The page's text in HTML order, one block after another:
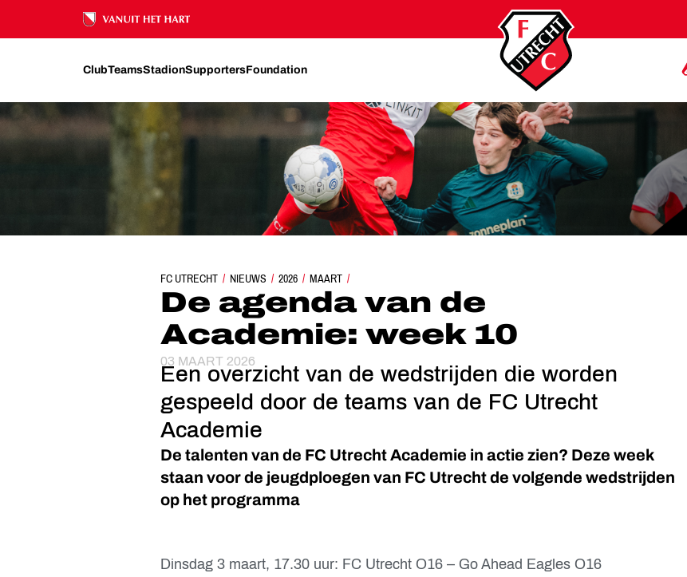
Ons nalatenschap
ClubTeamsStadionSupportersFoundation
FC UTRECHT NIEUWS 2026 MAART
DE AGENDA VAN DE ACADEMIE: WEEK 10
De agenda van de
Academie: week 10
03 MAART 2026
Een overzicht van de wedstrijden die worden
gespeeld door de teams van de FC Utrecht
Academie
De talenten van de FC Utrecht Academie in actie zien? Deze week
staan voor de jeugdploegen van FC Utrecht de volgende wedstrijden
op het programma
Dinsdag 3 maart, 17.30 uur: FC Utrecht O16 – Go Ahead Eagles O16